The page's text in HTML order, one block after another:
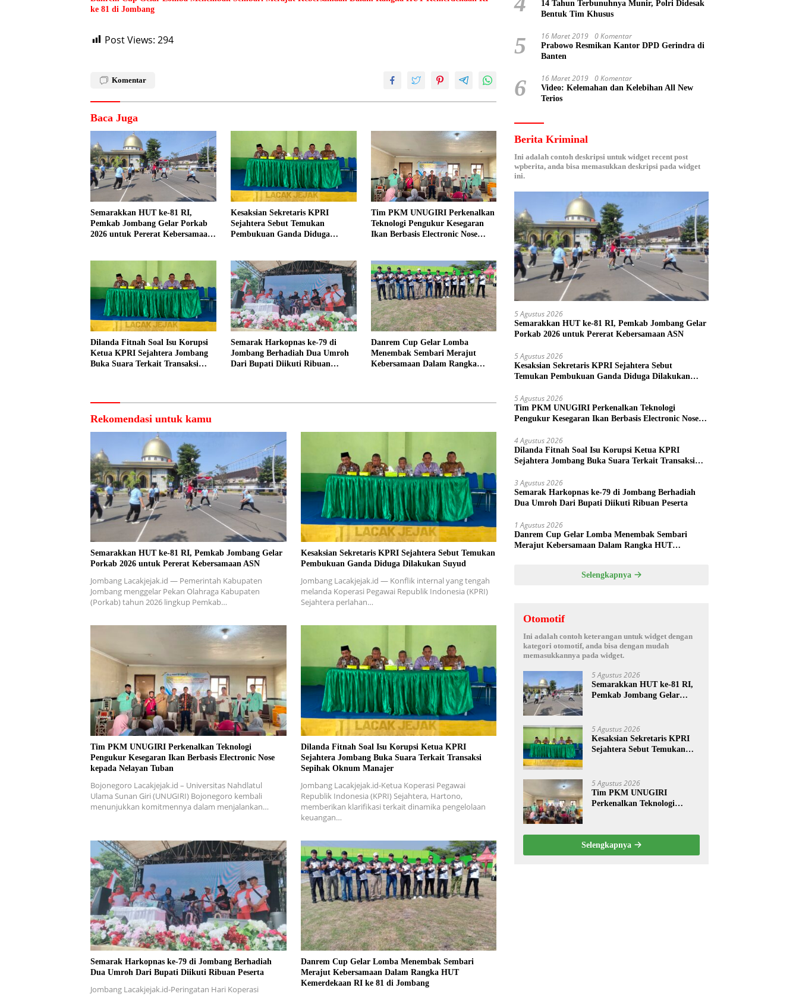
ke 81 di Jombang
Post Views: 294
Komentar
Baca Juga
Semarakkan HUT ke-81 RI,
Pemkab Jombang Gelar Porkab
2026 untuk Pererat Kebersamaan
Kesaksian Sekretaris KPRI
Sejahtera Sebut Temukan
Pembukuan Ganda Diduga
Tim PKM UNUGIRI Perkenalkan
Teknologi Pengukur Kesegaran
Ikan Berbasis Electronic Nose
Dilanda Fitnah Soal Isu Korupsi
Ketua KPRI Sejahtera Jombang
Buka Suara Terkait Transaksi
Semarak Harkopnas ke-79 di
Jombang Berhadiah Dua Umroh
Dari Bupati Diikuti Ribuan
Danrem Cup Gelar Lomba
Menembak Sembari Merajut
Kebersamaan Dalam Rangka
Rekomendasi untuk kamu
Semarakkan HUT ke-81 RI, Pemkab Jombang Gelar
Porkab 2026 untuk Pererat Kebersamaan ASN
Jombang Lacakjejak.id — Pemerintah Kabupaten
Jombang menggelar Pekan Olahraga Kabupaten
(Porkab) tahun 2026 lingkup Pemkab…
Kesaksian Sekretaris KPRI Sejahtera Sebut Temukan
Pembukuan Ganda Diduga Dilakukan Suyud
Jombang Lacakjejak.id — Konflik internal yang tengah
melanda Koperasi Pegawai Republik Indonesia (KPRI)
Sejahtera perlahan…
Tim PKM UNUGIRI Perkenalkan Teknologi
Pengukur Kesegaran Ikan Berbasis Electronic Nose
kepada Nelayan Tuban
Bojonegoro Lacakjejak.id – Universitas Nahdlatul
Ulama Sunan Giri (UNUGIRI) Bojonegoro kembali
menunjukkan komitmennya dalam menjalankan…
Dilanda Fitnah Soal Isu Korupsi Ketua KPRI
Sejahtera Jombang Buka Suara Terkait Transaksi
Sepihak Oknum Manajer
Jombang Lacakjejak.id-Ketua Koperasi Pegawai
Republik Indonesia (KPRI) Sejahtera, Hartono,
memberikan klarifikasi terkait dinamika pengelolaan
keuangan…
Semarak Harkopnas ke-79 di Jombang Berhadiah
Dua Umroh Dari Bupati Diikuti Ribuan Peserta
Jombang Lacakjejak.id-Peringatan Hari Koperasi
Danrem Cup Gelar Lomba Menembak Sembari
Merajut Kebersamaan Dalam Rangka HUT
Kemerdekaan RI ke 81 di Jombang
14 Tahun Terbunuhnya Munir, Polri Didesak
Bentuk Tim Khusus
5 16 Maret 2019 0 Komentar
Prabowo Resmikan Kantor DPD Gerindra di
Banten
6 16 Maret 2019 0 Komentar
Video: Kelemahan dan Kelebihan All New
Terios
Berita Kriminal
Ini adalah contoh deskripsi untuk widget recent post
wpberita, anda bisa memasukkan deskripsi pada widget
ini.
5 Agustus 2026
Semarakkan HUT ke-81 RI, Pemkab Jombang Gelar
Porkab 2026 untuk Pererat Kebersamaan ASN
5 Agustus 2026
Kesaksian Sekretaris KPRI Sejahtera Sebut
Temukan Pembukuan Ganda Diduga Dilakukan
5 Agustus 2026
Tim PKM UNUGIRI Perkenalkan Teknologi
Pengukur Kesegaran Ikan Berbasis Electronic Nose
4 Agustus 2026
Dilanda Fitnah Soal Isu Korupsi Ketua KPRI
Sejahtera Jombang Buka Suara Terkait Transaksi
3 Agustus 2026
Semarak Harkopnas ke-79 di Jombang Berhadiah
Dua Umroh Dari Bupati Diikuti Ribuan Peserta
1 Agustus 2026
Danrem Cup Gelar Lomba Menembak Sembari
Merajut Kebersamaan Dalam Rangka HUT
Selengkapnya
Otomotif
Ini adalah contoh keterangan untuk widget dengan
kategori otomotif, anda bisa dengan mudah
memasukkannya pada widget.
5 Agustus 2026
Semarakkan HUT ke-81 RI,
Pemkab Jombang Gelar
5 Agustus 2026
Kesaksian Sekretaris KPRI
Sejahtera Sebut Temukan
5 Agustus 2026
Tim PKM UNUGIRI
Perkenalkan Teknologi
kepada Nelayan Tuban
Selengkapnya